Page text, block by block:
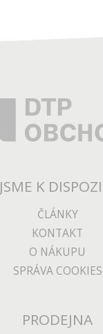
JSME K
ČLÁNKY
KONTAKT
O NÁKUPU
SPRÁVA COOKIES
PRODEJNA